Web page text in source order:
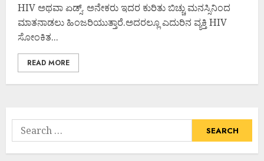
HIV ಅಥವಾ ಏಡ್ಸ್. ಅನೇಕರು ಇದರ ಕುರಿತು ಬಿಚ್ಚು ಮನಸ್ಸಿನಿಂದ
ಮಾತನಾಡಲು ಹಿಂಜರಿಯುತ್ತಾರೆ.ಅದರಲ್ಲೂ ಎದುರಿನ ವ್ಯಕ್ತಿ HIV
ಸೋಂಕಿತ...
READ MORE
Search
for: